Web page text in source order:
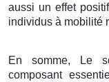
aussi un effet
individus à mobilité
En somme, Le
composant